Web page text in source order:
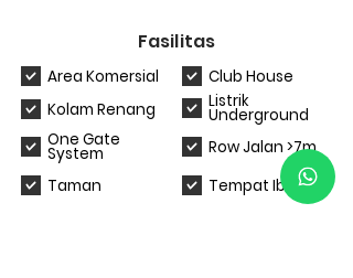
Fasilitas
Area Komersial
Club House
Kolam Renang
Listrik
Underground
One Gate
System
Row Jalan >7m
Taman
Tempat Ibadah